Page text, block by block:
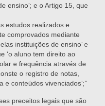
ensino’; e o Artigo 15, que
estudos realizados e
comprovados mediante
instituições de ensino’ e
‘o aluno tem direito ao
e frequência através de
o registro de notas,
conteúdos vivenciados’;”
preceitos legais que são